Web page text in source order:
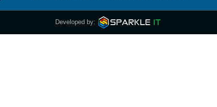
Developed by: